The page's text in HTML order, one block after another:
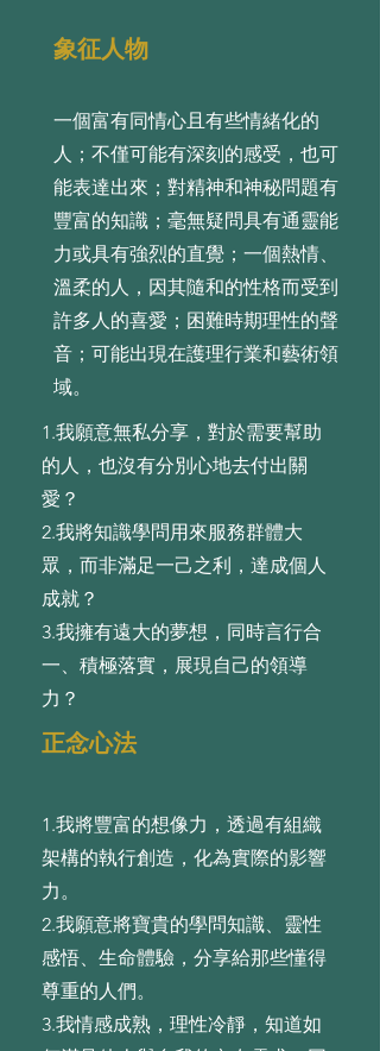
象征人物
一個富有同情心且有些情緒化的
人；不僅可能有深刻的感受，也可
能表達出來；對精神和神秘問題有
豐富的知識；毫無疑問具有通靈能
力或具有強烈的直覺；一個熱情、
溫柔的人，因其隨和的性格而受到
許多人的喜愛；困難時期理性的聲
音；可能出現在護理行業和藝術領
域。
1.我願意無私分享，對於需要幫助
的⼈，也沒有分別⼼地去付出關
愛？
2.我將知識學問⽤來服務群體⼤
眾，⽽⾮滿⾜⼀⼰之利，達成個⼈
成就？
3.我擁有遠⼤的夢想，同時⾔⾏合
⼀、積極落實，展現⾃⼰的領導
⼒？
正念心法
1.我將豐富的想像⼒，透過有組織
架構的執⾏創造，化為實際的影響
⼒。
2.我願意將寶貴的學問知識、靈性
感悟、⽣命體驗，分享給那些懂得
尊重的⼈們。
3.我情感成熟，理性冷靜，知道如